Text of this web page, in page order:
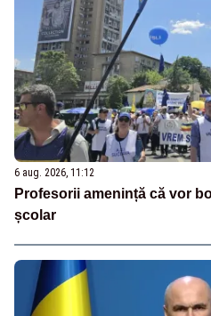
6 aug. 2026, 11:12
Profesorii amenință că vor
școlar